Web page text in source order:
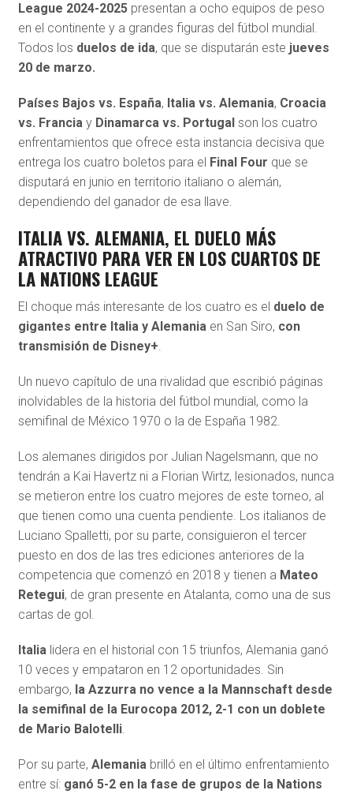
League 2024-2025 presentan a ocho equipos de peso
en el continente y a grandes figuras del fútbol mundial.
Todos los duelos de ida, que se disputarán este jueves
20 de marzo.
Países Bajos vs. España, Italia vs. Alemania, Croacia
vs. Franciay Dinamarca vs. Portugal son los cuatro
enfrentamientos que ofrece esta instancia decisiva que
entrega los cuatro boletos para el Final Four que se
disputará en junio en territorio italiano o alemán,
dependiendo del ganador de esa llave.
ITALIA VS. ALEMANIA, EL DUELO MÁS
ATRACTIVO PARA VER EN LOS CUARTOS DE
LA NATIONS LEAGUE
El choque más interesante de los cuatro es el duelo de
gigantes entre Italia y Alemaniaen San Siro, con
transmisión de Disney+.
Un nuevo capítulo de una rivalidad que escribió páginas
inolvidables de la historia del fútbol mundial, como la
semifinal de México 1970 o la de España 1982.
Los alemanes dirigidos por Julian Nagelsmann, que no
tendrán a Kai Havertz ni a Florian Wirtz, lesionados, nunca
se metieron entre los cuatro mejores de este torneo, al
que tienen como una cuenta pendiente. Los italianos de
Luciano Spalletti, por su parte, consiguieron el tercer
puesto en dos de las tres ediciones anteriores de la
competencia que comenzó en 2018 y tienen a Mateo
Retegui, de gran presente en Atalanta, como una de sus
cartas de gol.
Italia lidera en el historial con 15 triunfos, Alemania ganó
10 veces y empataron en 12 oportunidades. Sin
embargo, la Azzurra no vence a la Mannschaft desde
la semifinal de la Eurocopa 2012, 2-1 con un doblete
de Mario Balotelli.
Por su parte, Alemania brilló en el último enfrentamiento
entre sí: ganó 5-2 en la fase de grupos de la Nations